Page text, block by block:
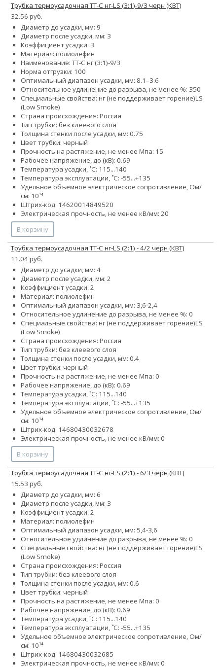
Трубка термоусадочная ТТ-С нг-LS (3:1)-9/3 черн (КВТ)
32.56 руб.
Диаметр до усадки, мм: 9
Диаметр после усадки, мм: 3
Коэффициент усадки: 3
Материал: полиолефин
Наименование: ТТ-С нг (3:1)-9/3
Норма отгрузки: 100
Оптимальный диапазон усадки, мм: 8.1–3.6
Относительное удлинение до разрыва, не менее %: 350
Специальные свойства: нг (не поддерживает горение)LS
(Low Smoke)
Страна происхождения: Россия
Тип трубки: без клеевого слоя
Толщина стенки после усадки, мм: 0.75
Цвет трубки: черный
Прочность на растяжение, не менее Мпа: 15
Рабочее напряжение, до (кВ): 0.69
Температура усадки, ˚С: 115...140
Температура эксплуатации, ˚С: -55...+135
Удельное объемное электрическое сопротивление, Ом/
см: 10¹⁴
Штрих-код: 14620014849520
Электрическая прочность, не менее кВ/мм: 20
В корзину
Трубка термоусадочная ТТ-С нг-LS (2:1) - 4/2 черн (КВТ)
11.04 руб.
Диаметр до усадки, мм: 4
Диаметр после усадки, мм: 2
Коэффициент усадки: 2
Материал: полиолефин
Оптимальный диапазон усадки, мм: 3,6-2,4
Относительное удлинение до разрыва, не менее %: 0
Специальные свойства: нг (не поддерживает горение)LS
(Low Smoke)
Страна происхождения: Россия
Тип трубки: без клеевого слоя
Толщина стенки после усадки, мм: 0.4
Цвет трубки: черный
Прочность на растяжение, не менее Мпа: 0
Рабочее напряжение, до (кВ): 0.69
Температура усадки, ˚С: 115...140
Температура эксплуатации, ˚С: -55...+135
Удельное объемное электрическое сопротивление, Ом/
см: 10¹⁴
Штрих-код: 14680430032678
Электрическая прочность, не менее кВ/мм: 0
В корзину
Трубка термоусадочная ТТ-С нг-LS (2:1) - 6/3 черн (КВТ)
15.53 руб.
Диаметр до усадки, мм: 6
Диаметр после усадки, мм: 3
Коэффициент усадки: 2
Материал: полиолефин
Оптимальный диапазон усадки, мм: 5,4-3,6
Относительное удлинение до разрыва, не менее %: 0
Специальные свойства: нг (не поддерживает горение)LS
(Low Smoke)
Страна происхождения: Россия
Тип трубки: без клеевого слоя
Толщина стенки после усадки, мм: 0.6
Цвет трубки: черный
Прочность на растяжение, не менее Мпа: 0
Рабочее напряжение, до (кВ): 0.69
Температура усадки, ˚С: 115...140
Температура эксплуатации, ˚С: -55...+135
Удельное объемное электрическое сопротивление, Ом/
см: 10¹⁴
Штрих-код: 14680430032685
Электрическая прочность, не менее кВ/мм: 0